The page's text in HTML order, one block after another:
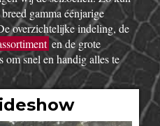
gamma éénjarige
overzichtelijke indeling, de
en de grote
om snel en handig alles te